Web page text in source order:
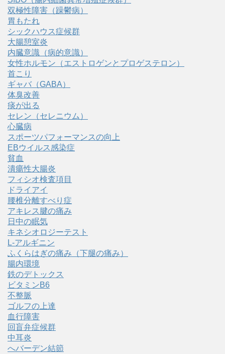
双極性障害（躁鬱病）
胃もたれ
シックハウス症候群
大腸憩室炎
内臓意識（病的意識）
女性ホルモン（エストロゲンとプロゲステロン）
首こり
ギャバ（GABA）
体臭改善
痰が出る
セレン（セレニウム）
心臓病
スポーツパフォーマンスの向上
EBウイルス感染症
貧血
潰瘍性大腸炎
フィシオ検査項目
ドライアイ
腰椎分離すべり症
アキレス腱の痛み
日中の眠気
キネシオロジーテスト
L-アルギニン
ふくらはぎの痛み（下腿の痛み）
腸内環境
鉄のデトックス
ビタミンB6
不整脈
ゴルフの上達
血行障害
回盲弁症候群
中耳炎
へバーデン結節